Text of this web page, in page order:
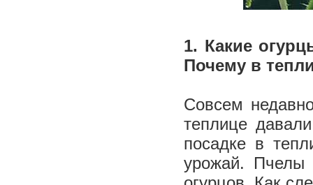
1. Какие
Почему в
Совсем
теплице
посадке в
урожай. Пчелы